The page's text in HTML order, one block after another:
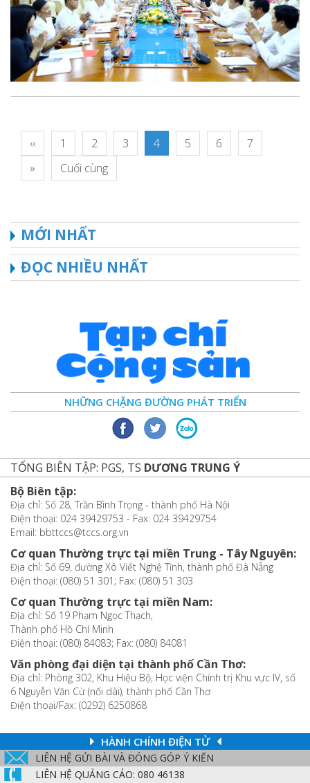
‹‹ 1 2 3 4 5 6
7
»
Cuối cùng
MỚI NHẤT
ĐỌC NHIỀU NHẤT
NHỮNG CHẶNG ĐƯỜNG PHÁT TRIỂN
TỔNG BIÊN TẬP: PGS, TS DƯƠNG TRUNG Ý
Bộ Biên tập:
Địa chỉ: Số 28, Trần Bình Trọng - thành phố Hà Nội
Điện thoại: 024 39429753 - Fax: 024 39429754
Email: bbttccs@tccs.org.vn
Cơ quan Thường trực tại miền Trung - Tây Nguyên:
Địa chỉ: Số 69, đường Xô Viết Nghệ Tĩnh, thành phố Đà Nẵng
Điện thoại: (080) 51 301; Fax: (080) 51 303
Cơ quan Thường trực tại miền Nam:
Địa chỉ: Số 19 Phạm Ngọc Thạch,
Thành phố Hồ Chí Minh
Điện thoại: (080) 84083; Fax: (080) 84081
Văn phòng đại diện tại thành phố Cần Thơ:
Địa chỉ: Phòng 302, Khu Hiệu Bộ, Học viện Chính trị Khu vực IV, số
6 Nguyễn Văn Cừ (nối dài), thành phố Cần Thơ
Điện thoại/Fax: (0292) 6250868
HÀNH CHÍNH ĐIỆN TỬ
LIÊN HỆ GỬI BÀI VÀ ĐÓNG GÓP Ý KIẾN
LIÊN HỆ QUẢNG CÁO: 080 46138